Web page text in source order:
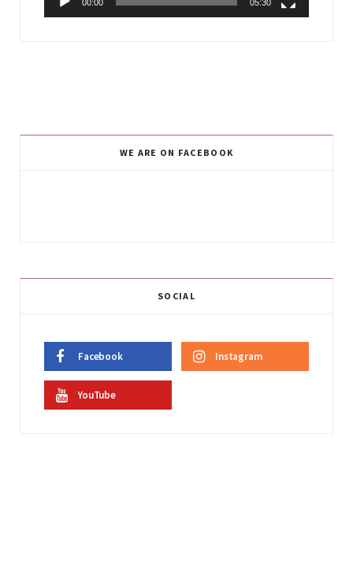
00:00 05:30
WE ARE ON FACEBOOK
SOCIAL
Facebook Instagram
YouTube